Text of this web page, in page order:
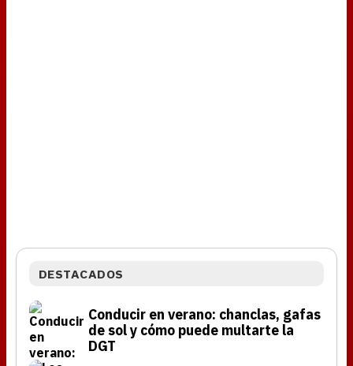
DESTACADOS
Conducir en verano: chanclas, gafas
de sol y cómo puede multarte la
DGT